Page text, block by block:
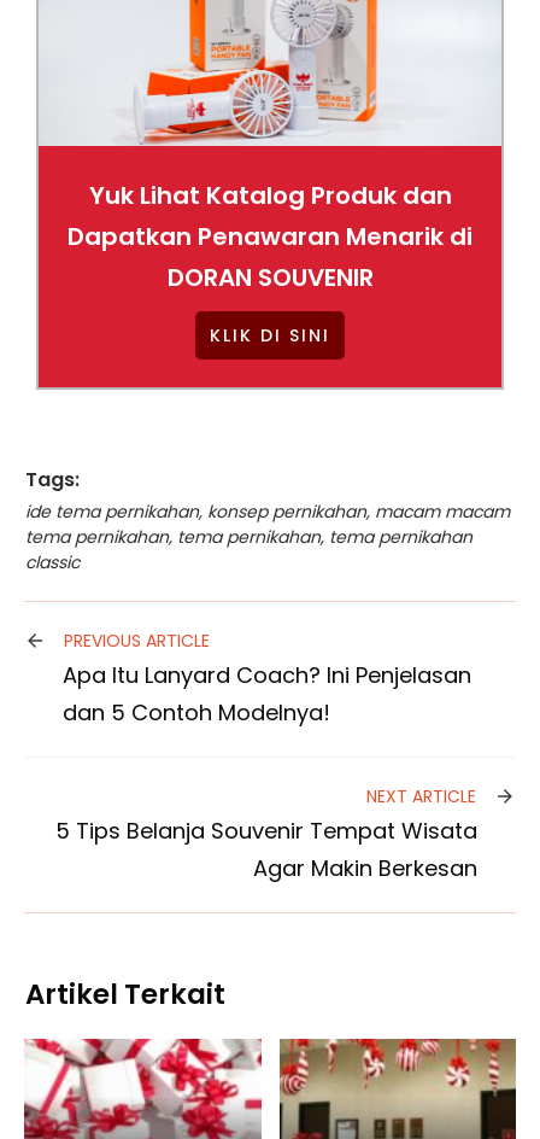
Yuk Lihat Katalog Produk dan
Dapatkan Penawaran Menarik di
DORAN SOUVENIR
KLIK DI SINI
Tags:
ide tema pernikahan, konsep pernikahan, macam macam
tema pernikahan, tema pernikahan, tema pernikahan
classic
PREVIOUS ARTICLE
Apa Itu Lanyard Coach? Ini Penjelasan
dan 5 Contoh Modelnya!
NEXT ARTICLE
5 Tips Belanja Souvenir Tempat Wisata
Agar Makin Berkesan
Artikel Terkait